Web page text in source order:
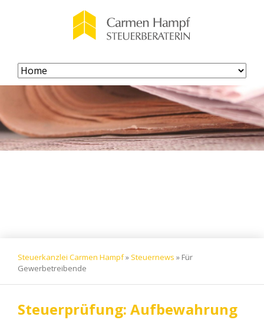
Navigation
überspringen
Steuerkanzlei Carmen Hampf» Steuernews » Für
Gewerbetreibende
Steuerprüfung: Aufbewahrung